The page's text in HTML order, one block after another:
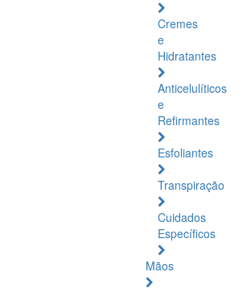
Cremes
e
Hidratantes
Anticelulíticos
e
Refirmantes
Esfoliantes
Transpiração
Cuidados
Específicos
Mãos